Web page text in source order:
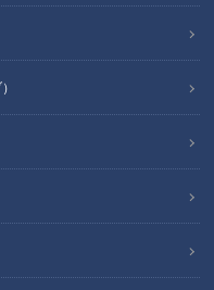
に数本しかない珍しい構造
！？愛知県にある“構造美に